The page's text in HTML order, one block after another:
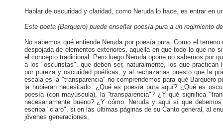
Hablar de oscuridad y claridad, como Neruda lo hace, es entrar en
Este poeta (Barquero) puede enseñar poesía pura a un regimiento
No sabemos qué entiende Neruda por poesía pura. Como el
despojada de elementos exteriores, aquella en que todo lo que
el concepto tradicional. Pero luego Neruda opone no sabemos por
a los "oscuristas", que deben ser, naturalmente, los que
por pureza y oscuridad poéticas, y al rechazarlas puesto que la
escala es la "transparencia" no comprendemos para qué Barquero
la hubieran necesitado. ¿Qué es poesía pura aquí? ¿Qué es
poesía (con mayúscula), la "transparencia"? ¿Y qué significa
necesariamente bueno? ¿Y cómo. Neruda y aquí sí que
escriba "claro", si en las últimas páginas de su Canto general, al
jóvenes generaciones,